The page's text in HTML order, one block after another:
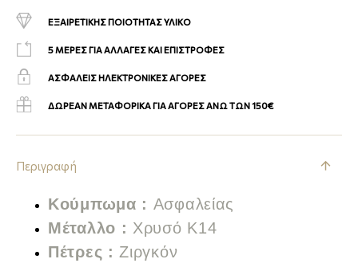
ΕΞΑΙΡΕΤΙΚΗΣ ΠΟΙΟΤΗΤΑΣ ΥΛΙΚΟ
5 ΜΕΡΕΣ ΓΙΑ ΑΛΛΑΓΕΣ ΚΑΙ ΕΠΙΣΤΡΟΦΕΣ
ΑΣΦΑΛΕΙΣ ΗΛΕΚΤΡΟΝΙΚΕΣ ΑΓΟΡΕΣ
ΔΩΡΕΑΝ ΜΕΤΑΦΟΡΙΚΑ ΓΙΑ ΑΓΟΡΕΣ ΑΝΩ ΤΩΝ 150€
Περιγραφή
Κούμπωμα : Ασφαλείας
Μέταλλο : Χρυσό Κ14
Πέτρες :Ζιργκόν